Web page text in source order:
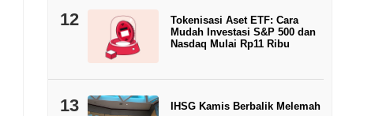
12
Tokenisasi Aset ETF: Cara
Mudah Investasi S&P 500 dan
Nasdaq Mulai Rp11 Ribu
13 IHSG Kamis Berbalik Melemah